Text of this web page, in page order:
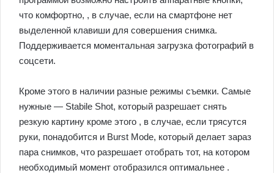
что комфортно, , в случае, если на смартфоне нет
выделенной клавиши для совершения снимка.
Поддерживается моментальная загрузка фотографий в
соцсети.
Кроме этого в наличии разные режимы съемки. Самые
нужные — Stabile Shot, который разрешает снять
резкую картину кроме этого , в случае, если трясутся
руки, понадобится и Burst Mode, который делает зараз
пара снимков, что разрешает отобрать тот, на котором
необходимый момент отобразился оптимальнее .